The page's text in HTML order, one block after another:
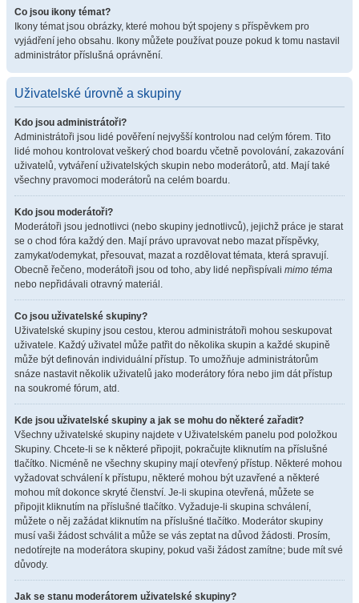
Co jsou ikony témat?
Ikony témat jsou obrázky, které mohou být spojeny s příspěvkem pro
vyjádření jeho obsahu. Ikony můžete používat pouze pokud k tomu nastavil
administrátor příslušná oprávnění.
Uživatelské úrovně a skupiny
Kdo jsou administrátoři?
Administrátoři jsou lidé pověření nejvyšší kontrolou nad celým fórem. Tito
lidé mohou kontrolovat veškerý chod boardu včetně povolování, zakazování
uživatelů, vytváření uživatelských skupin nebo moderátorů, atd. Mají také
všechny pravomoci moderátorů na celém boardu.
Kdo jsou moderátoři?
Moderátoři jsou jednotlivci (nebo skupiny jednotlivců), jejichž práce je starat
se o chod fóra každý den. Mají právo upravovat nebo mazat příspěvky,
zamykat/odemykat, přesouvat, mazat a rozdělovat témata, která spravují.
Obecně řečeno, moderátoři jsou od toho, aby lidé nepřispívali mimo téma
nebo nepřidávali otravný materiál.
Co jsou uživatelské skupiny?
Uživatelské skupiny jsou cestou, kterou administrátoři mohou seskupovat
uživatele. Každý uživatel může patřit do několika skupin a každé skupině
může být definován individuální přístup. To umožňuje administrátorům
snáze nastavit několik uživatelů jako moderátory fóra nebo jim dát přístup
na soukromé fórum, atd.
Kde jsou uživatelské skupiny a jak se mohu do některé zařadit?
Všechny uživatelské skupiny najdete v Uživatelském panelu pod položkou
Skupiny. Chcete-li se k některé připojit, pokračujte kliknutím na příslušné
tlačítko. Nicméně ne všechny skupiny mají otevřený přístup. Některé mohou
vyžadovat schválení k přístupu, některé mohou být uzavřené a některé
mohou mít dokonce skryté členství. Je-li skupina otevřená, můžete se
připojit kliknutím na příslušné tlačítko. Vyžaduje-li skupina schválení,
můžete o něj zažádat kliknutím na příslušné tlačítko. Moderátor skupiny
musí vaši žádost schválit a může se vás zeptat na důvod žádosti. Prosím,
nedotírejte na moderátora skupiny, pokud vaši žádost zamítne; bude mít své
důvody.
Jak se stanu moderátorem uživatelské skupiny?